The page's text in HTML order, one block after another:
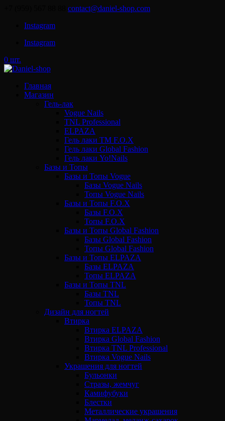
contact@daniel-shop.com
Instagram
Instagram
0 шт.
Главная
Магазин
Гель-лак
Vogue Nails
TNL Professional
ELPAZA
Гель лаки ТМ F.O.X
Гель лаки Global Fashion
Гель лаки Yo!Nails
Базы и Топы
Базы и Топы Vogue
Базы Vogue Nails
Топы Vogue Nails
Базы и Топы F.O.X
Базы F.O.X
Топы F.O.X
Базы и Топы Global Fashion
Базы Global Fashion
Топы Global Fashion
Базы и Топы ELPAZA
Базы ELPAZA
Топы ELPAZA
Базы и Топы TNL
Базы TNL
Топы TNL
Дизайн для ногтей
Втирка
Втирка ELPAZA
Втирка Global Fashion
Втирка TNL Professional
Втирка Vogue Nails
Украшения для ногтей
Бульонки
Стразы, жемчуг
Камифубуки
Блестки
Металлические украшения